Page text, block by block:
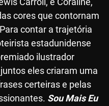
cores que contornam
contar a trajetória
estadunidense
ilustrador
eles criaram uma
certeiras e pelas
Sou Mais Eu